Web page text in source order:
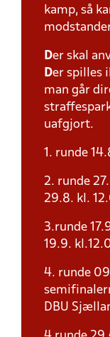
kamp, så
Der skal
Der spilles
man går
uafgjort.
1. runde
2. runde
29.8. kl.
3.runde
19.9.
4. runde
DBU